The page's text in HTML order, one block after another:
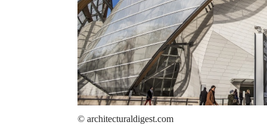
© architecturaldigest.com